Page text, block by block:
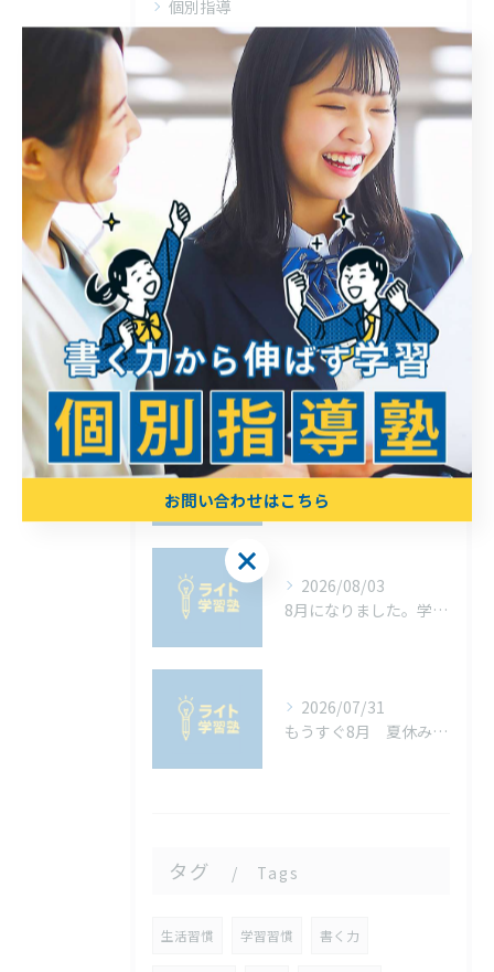
個別指導
定期テスト対策
苦手対策
学習法
小ネタ
最近の投稿
Recent
Posts
2026/08/05
2026/08/03
8月になりました。学校の宿題は進んでいますか？宿題を進めるコツ
2026/07/31
もうすぐ8月 夏休みを充実させる子どもの生活習慣と学習習慣
タグ Tags
生活習慣 学習習慣 書く力
お問い合わせはこちら
お問い合わせはこちら